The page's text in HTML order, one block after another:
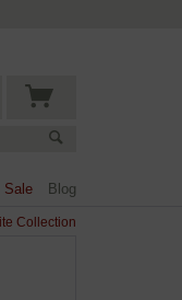
Sale Blog
Collection